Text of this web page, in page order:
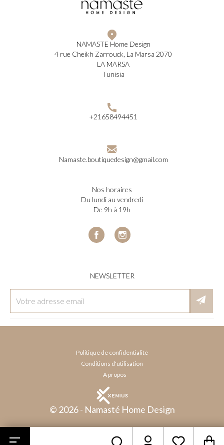
NAMASTE Home Design
4 rue Cheikh Zarrouck, La Marsa 2070
LA MARSA
Tunisia
+21658494451
Namaste.boutiquedesign@gmail.com
nos horaires
du lundi au vendredi
de 9h à 19h
Facebook
NEWSLETTER
© 2026 - Namasté Home Design
Politique de confidentialité
Conditions d'utilisation
A propos